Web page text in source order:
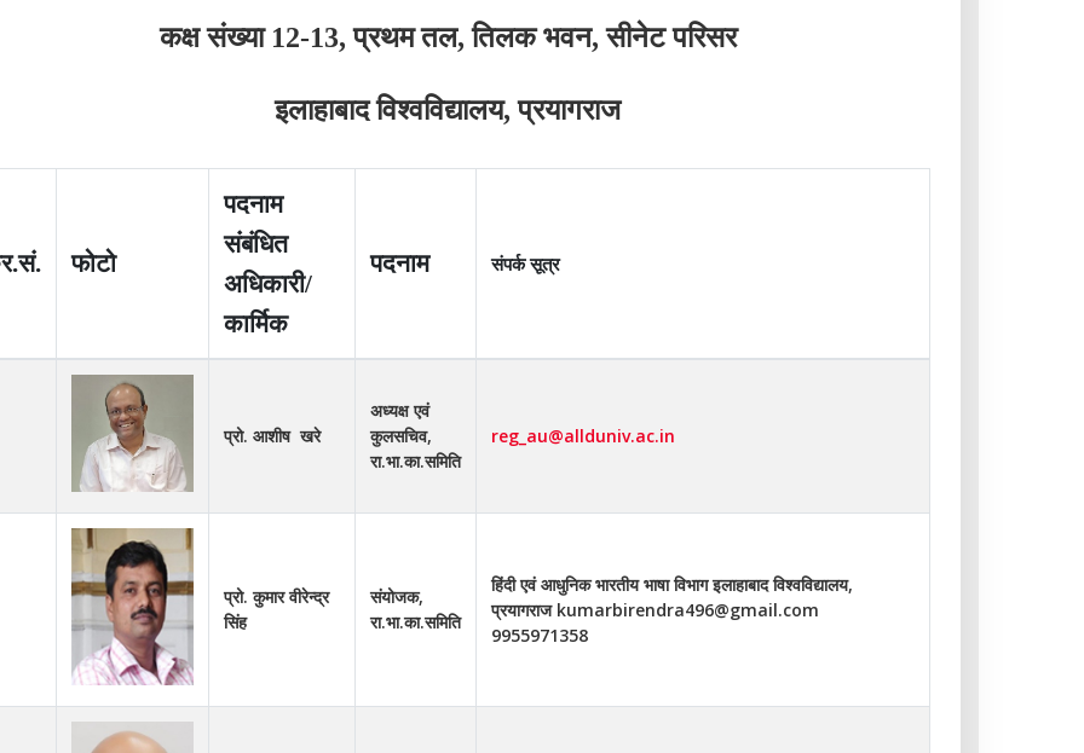
कक्ष संख्‍या 12-13, प्रथम तल, तिलक भवन, सीनेट परिसर
इलाहाबाद विश्‍वविद्यालय, प्रयागराज
फोटो
पदनाम
संबंधित
अधिकारी/
कार्मिक
पदनाम संपर्क सूत्र
प्रो. आशीष खरे
अध्‍यक्ष एवं
कुलसचिव,
रा.भा.का.समिति
reg_au@allduniv.ac.in
प्रो. कुमार वीरेन्द्र
सिंह
संयोजक,
रा.भा.का.समिति
हिंदी एवं आधुनिक भारतीय भाषा विभाग इलाहाबाद विश्‍वविद्यालय,
प्रयागराज kumarbirendra496@gmail.com
9955971358